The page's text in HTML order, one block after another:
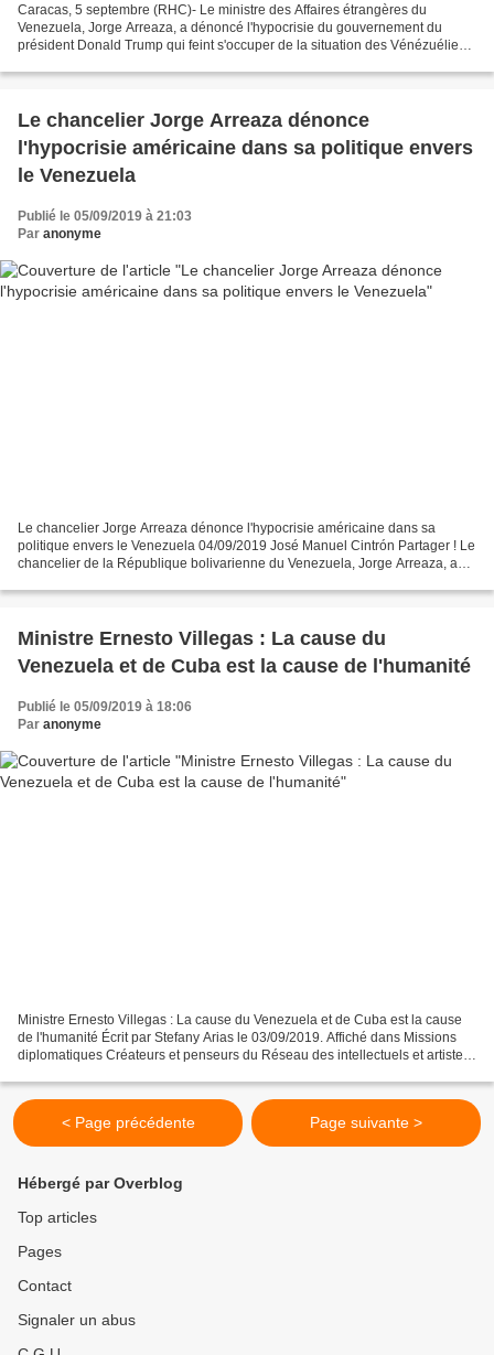
Caracas, 5 septembre (RHC)- Le ministre des Affaires étrangères du
Venezuela, Jorge Arreaza, a dénoncé l'hypocrisie du gouvernement du
président Donald Trump qui feint s'occuper de la situation des Vénézuéliens
Le chancelier Jorge Arreaza dénonce
l'hypocrisie américaine dans sa politique envers
le Venezuela
Publié le 05/09/2019 à 21:03
Par anonyme
Le chancelier Jorge Arreaza dénonce l'hypocrisie américaine dans sa
politique envers le Venezuela 04/09/2019 José Manuel Cintrón Partager ! Le
chancelier de la République bolivarienne du Venezuela, Jorge Arreaza, a
Ministre Ernesto Villegas : La cause du
Venezuela et de Cuba est la cause de l'humanité
Publié le 05/09/2019 à 18:06
Par anonyme
Ministre Ernesto Villegas : La cause du Venezuela et de Cuba est la cause
de l'humanité Écrit par Stefany Arias le 03/09/2019. Affiché dans Missions
diplomatiques Créateurs et penseurs du Réseau des intellectuels et artistes
< Page précédente Page suivante >
Hébergé par Overblog
Top articles
Pages
Contact
Signaler un abus